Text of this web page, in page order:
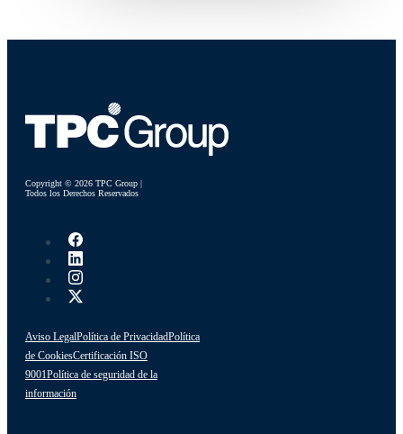
Copyright © 2026 TPC Group |
Todos los Derechos Reservados
Aviso LegalPolítica de PrivacidadPolítica
de CookiesCertificación ISO
9001Política de seguridad de la
información